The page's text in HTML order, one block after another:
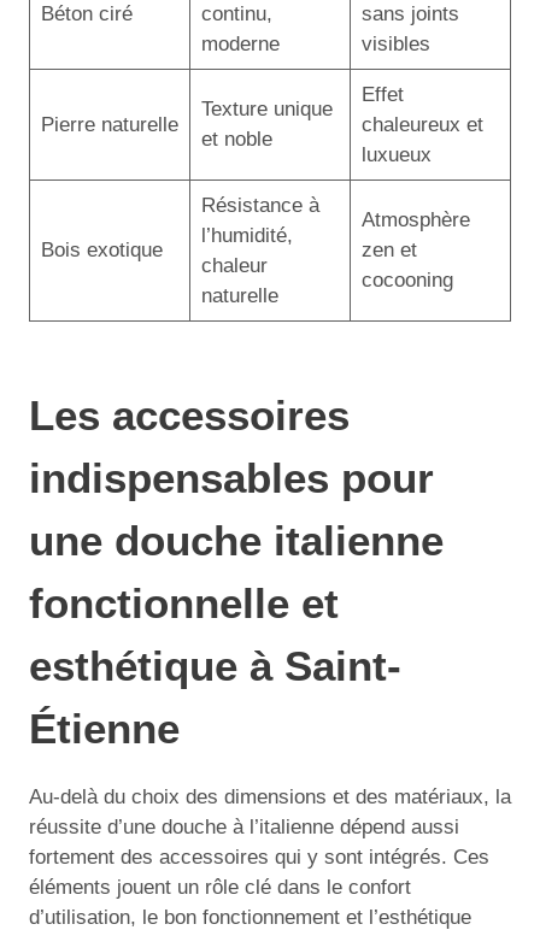
Béton ciré
continu,
moderne
sans joints
visibles
Pierre naturelle
Texture unique
et noble
Effet
chaleureux et
luxueux
Bois exotique
Résistance à
l’humidité,
chaleur
naturelle
Atmosphère
zen et
cocooning
Les accessoires
indispensables pour
une douche italienne
fonctionnelle et
esthétique à Saint-
Étienne
Au-delà du choix des dimensions et des matériaux, la
réussite d’une douche à l’italienne dépend aussi
fortement des accessoires qui y sont intégrés. Ces
éléments jouent un rôle clé dans le confort
d’utilisation, le bon fonctionnement et l’esthétique